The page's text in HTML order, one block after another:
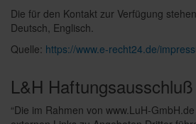
Die für den Kontakt zur Verfügung
Deutsch, Englisch.
Quelle: https://www.e-recht24.de/
L&H Haftungsausschluß
“Die im Rahmen von www.LuH-